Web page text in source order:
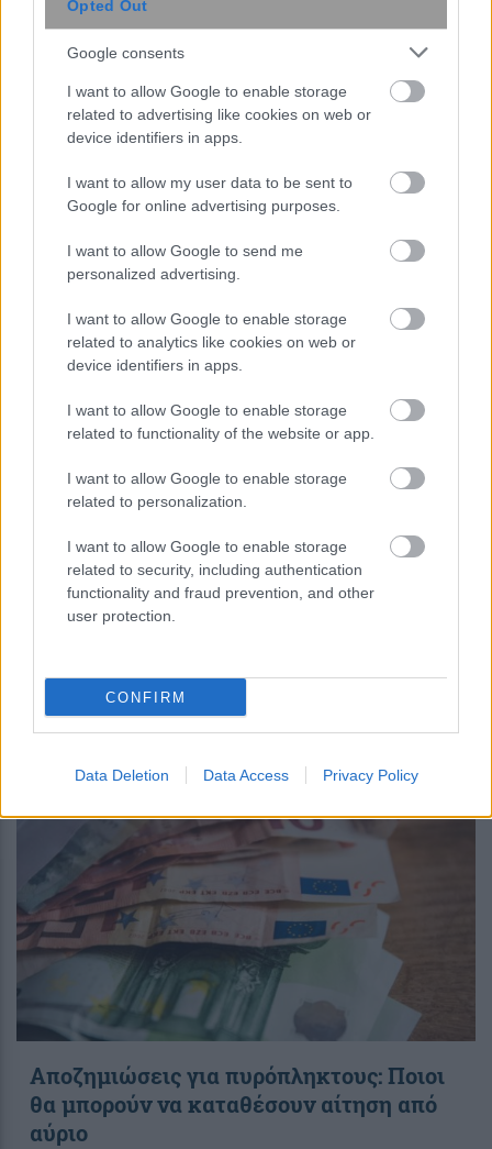
Opted Out
Google consents
I want to allow Google to enable storage
related to advertising like cookies on web or
device identifiers in apps.
I want to allow my user data to be sent to
Google for online advertising purposes.
I want to allow Google to send me
personalized advertising.
I want to allow Google to enable storage
related to analytics like cookies on web or
device identifiers in apps.
I want to allow Google to enable storage
related to functionality of the website or app.
I want to allow Google to enable storage
related to personalization.
I want to allow Google to enable storage
related to security, including authentication
functionality and fraud prevention, and other
user protection.
CONFIRM
Data Deletion Data Access Privacy Policy
Ψεύτικα PDF και εφαρμογές
συνομιλίας μετατρέπουν υπολογιστές
και Android σε εργαλεία
κατασκοπείας
της τα σφάλματα ως απώλειες
φωτονίων
Αποζημιώσεις για πυρόπληκτους: Ποιοι
θα μπορούν να καταθέσουν αίτηση από
αύριο